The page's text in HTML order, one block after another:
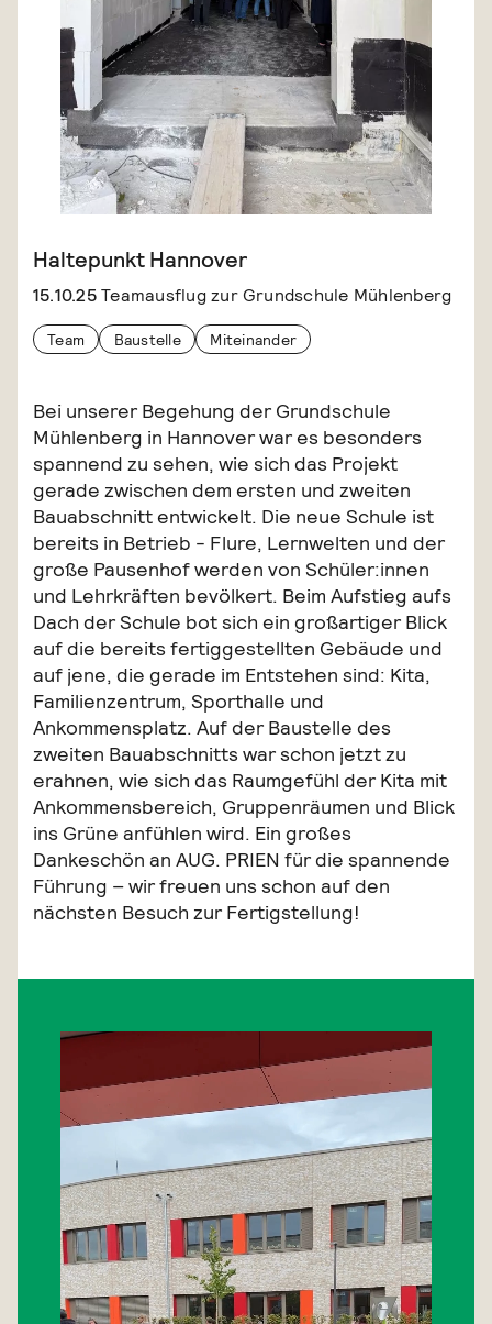
Haltepunkt Hannover
15.10.25Teamausflug zur Grundschule Mühlenberg
Team Baustelle Miteinander
Bei unserer Begehung der Grundschule
Mühlenberg in Hannover war es besonders
spannend zu sehen, wie sich das Projekt
gerade zwischen dem ersten und zweiten
Bauabschnitt entwickelt. Die neue Schule ist
bereits in Betrieb - Flure, Lernwelten und der
große Pausenhof werden von Schüler:innen
und Lehrkräften bevölkert. Beim Aufstieg aufs
Dach der Schule bot sich ein großartiger Blick
auf die bereits fertiggestellten Gebäude und
auf jene, die gerade im Entstehen sind: Kita,
Familienzentrum, Sporthalle und
Ankommensplatz. Auf der Baustelle des
zweiten Bauabschnitts war schon jetzt zu
erahnen, wie sich das Raumgefühl der Kita mit
Ankommensbereich, Gruppenräumen und Blick
ins Grüne anfühlen wird. Ein großes
Dankeschön an AUG. PRIEN für die spannende
Führung – wir freuen uns schon auf den
nächsten Besuch zur Fertigstellung!